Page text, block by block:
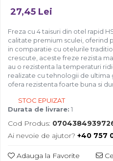
27,45 Lei
Freza cu 4 taisuri din otel rapid
calitate premium sculei, oferind
in comparatie cu otelurile
crescute, aceste freze rezista
au o rezistenta la temperaturi
realizate cu tehnologii de
ofera rezistenta foarte buna si
STOC EPUIZAT
Durata de livrare: 1
Cod Produs:
Ai nevoie de ajutor? +40 757
Adauga la Favorite